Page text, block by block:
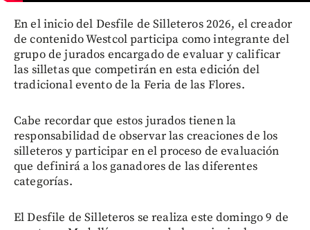
En el inicio del Desfile de Silleteros 2026, el creador
de contenido Westcol participa como integrante del
grupo de jurados encargado de evaluar y calificar
las silletas que competirán en esta edición del
tradicional evento de la Feria de las Flores.
Cabe recordar que estos jurados tienen la
responsabilidad de observar las creaciones de los
silleteros y participar en el proceso de evaluación
que definirá a los ganadores de las diferentes
categorías.
El Desfile de Silleteros se realiza este domingo 9 de